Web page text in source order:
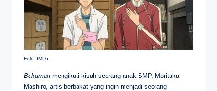
Foto: IMDb
Bakuman mengikuti kisah seorang anak SMP, Moritaka
Mashiro, artis berbakat yang ingin menjadi seorang